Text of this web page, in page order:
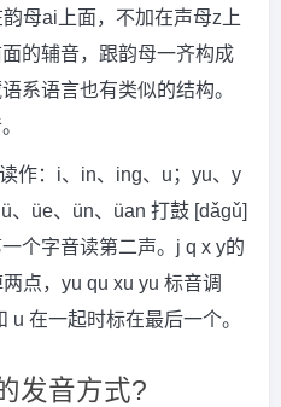
母ai上面，不加在声母z上
的辅音，跟韵母一齐构成
系语言也有类似的结构。
作：i、in、ing、u；yu、y
、üe、ün、üan 打鼓 [dǎgǔ]
个字音读第二声。j q x y的
点，yu qu xu yu 标音调
u 在一起时标在最后一个。
发音方式?